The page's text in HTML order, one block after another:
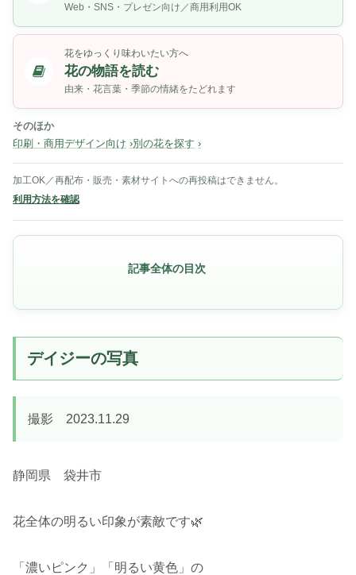
Web・SNS・プレゼン向け／商用利用OK
花をゆっくり味わいたい方へ
花の物語を読む
由来・花言葉・季節の情緒をたどれます
そのほか
印刷・商用デザイン向け
別の花を探す
加工OK／再配布・販売・素材サイトへの再投稿はできません。
利用方法を確認
記事全体の目次
デイジーの写真
撮影 2023.11.29
静岡県 袋井市
花全体の明るい印象が素敵です🌿
「濃いピンク」「明るい黄色」の